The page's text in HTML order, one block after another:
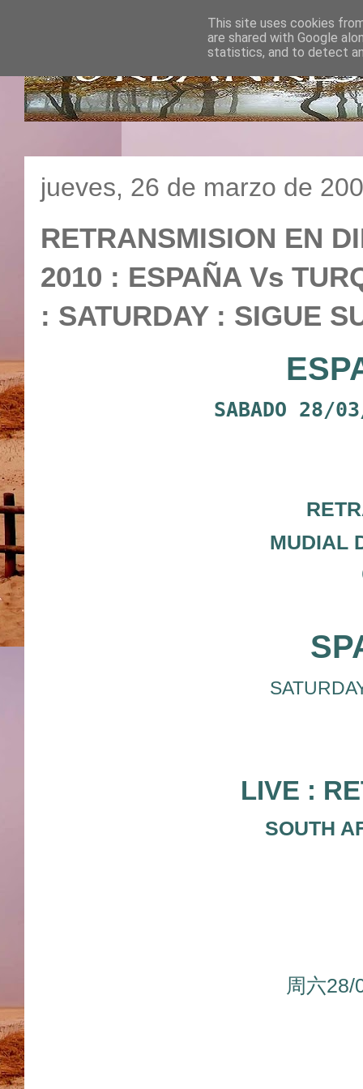
jueves, 26 de marzo de
RETRANSMISION EN
2010 : ESPAÑA Vs
: SATURDAY : SIGUE
SABADO
MUDIAL
LIVE :
SOUTH
周六28/
This site uses cookies
are shared with Google
statistics, and to detect